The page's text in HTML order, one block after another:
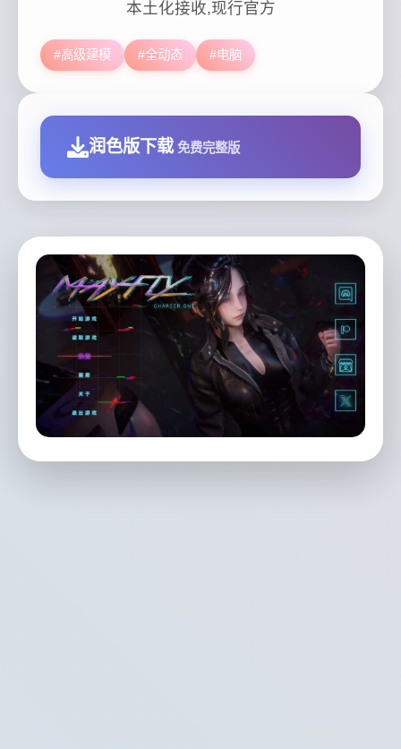
本土化接收,现行官方
#高级建模 #全动态 #电脑
润色版下载 免费完整版